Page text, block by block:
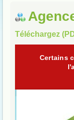
Téléchargez